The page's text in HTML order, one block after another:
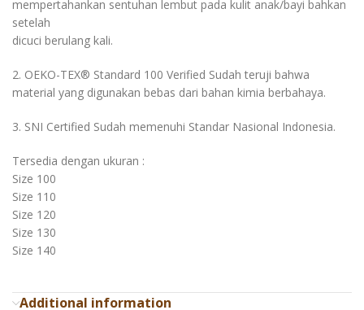
mempertahankan sentuhan lembut pada kulit anak/bayi bahkan
setelah
dicuci berulang kali.
2. OEKO-TEX®️ Standard 100 Verified Sudah teruji bahwa
material yang digunakan bebas dari bahan kimia berbahaya.
3. SNI Certified Sudah memenuhi Standar Nasional Indonesia.
Tersedia dengan ukuran :
Size 100
Size 110
Size 120
Size 130
Size 140
Additional information